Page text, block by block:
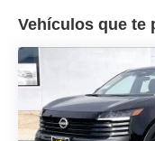
Vehículos que te